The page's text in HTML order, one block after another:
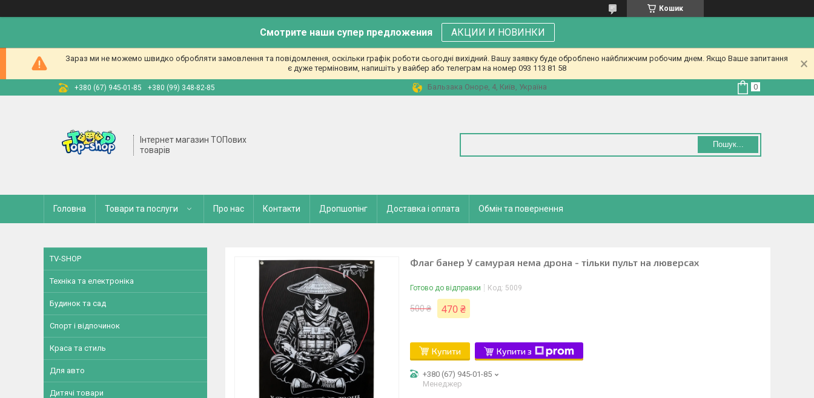
Кошик
Смотрите наши супер предложения АКЦИИ И НОВИНКИ
Зараз ми не можемо швидко обробляти замовлення та повідомлення, оскільки графік роботи сьогодні вихідний. Вашу заявку буде оброблено найближчим робочим днем. Якщо Ваше запитання
є дуже терміновим, напишіть у вайбер або телеграм на номер 093 113 81 58
+380 (67) 945-01-85 +380 (99) 348-82-85 Бальзака Оноре, 4, Київ, Україна
Інтернет магазин ТОПових
товарів
Пошук...
Головна Товари та послуги Про нас Контакти Дропшопінг Доставка і оплата Обмін та повернення
Флаг банер У самурая нема дрона - тільки пульт на люверсах
Готово до відправки Код: 5009
500 ₴ 470 ₴
Купити Купити з
+380 (67) 945-01-85
Менеджер
TV-SHOP
Техніка та електроніка
Будинок та сад
Спорт і відпочинок
Краса та стиль
Для авто
Дитячі товари